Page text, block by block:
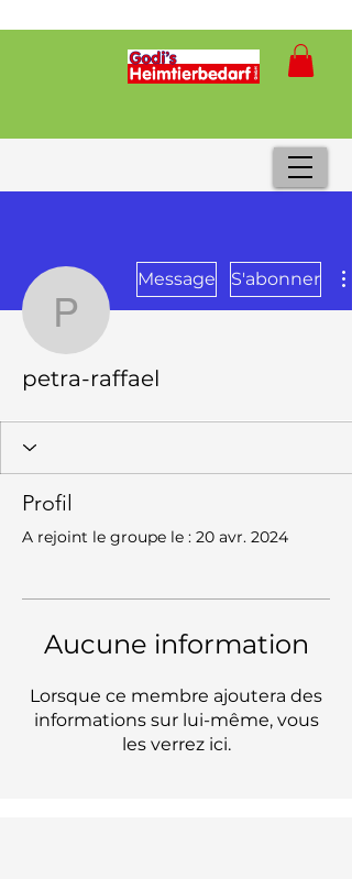
petra-raffael
Message S'abonner
petra-raffael
Profil
A rejoint le groupe le : 20 avr. 2024
Aucune information
Lorsque ce membre ajoutera des
informations sur lui-même, vous
les verrez ici.